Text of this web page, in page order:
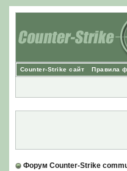
Counter-Strike сайт Правила
Форум Counter-Strike